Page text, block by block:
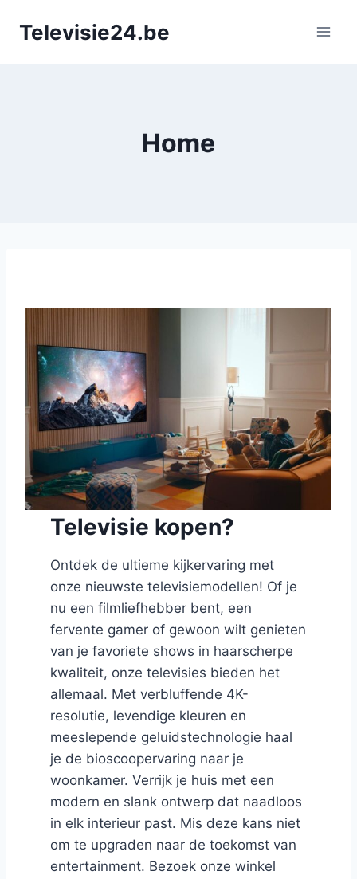
naarTelevisie24.be
Home
Televisie kopen?
Ontdek de ultieme kijkervaring met
onze nieuwste televisiemodellen! Of je
nu een filmliefhebber bent, een
fervente gamer of gewoon wilt genieten
van je favoriete shows in haarscherpe
kwaliteit, onze televisies bieden het
allemaal. Met verbluffende 4K-
resolutie, levendige kleuren en
meeslepende geluidstechnologie haal
je de bioscoopervaring naar je
woonkamer. Verrijk je huis met een
modern en slank ontwerp dat naadloos
in elk interieur past. Mis deze kans niet
om te upgraden naar de toekomst van
entertainment. Bezoek onze winkel